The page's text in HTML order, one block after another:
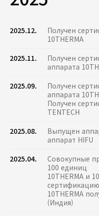
2025.12.
Получен
10THERMA
2025.11.
Получен
аппарата
2025.09.
Получен
аппарата
Получен
TENTECH
2025.08.
Выпущен
аппарат HIFU
2025.04.
Совокупные
100 единиц
10THERMA и
сертификацию
10THERMA
(Индия)